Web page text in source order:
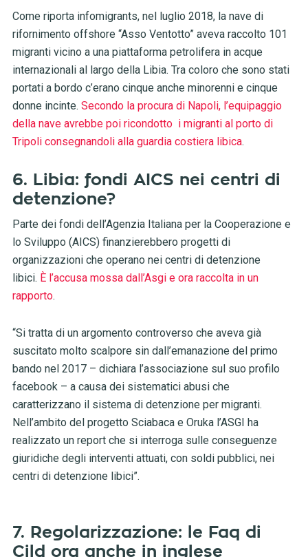
Come riporta infomigrants, nel luglio 2018, la nave di
rifornimento offshore “Asso Ventotto” aveva raccolto 101
migranti vicino a una piattaforma petrolifera in acque
internazionali al largo della Libia. Tra coloro che sono stati
portati a bordo c’erano cinque anche minorenni e cinque
donne incinte. Secondo la procura di Napoli, l’equipaggio
della nave avrebbe poi ricondotto i migranti al porto di
Tripoli consegnandoli alla guardia costiera libica.
6. Libia: fondi AICS nei centri di
detenzione?
Parte dei fondi dell’Agenzia Italiana per la Cooperazione e
lo Sviluppo (AICS) finanzierebbero progetti di
organizzazioni che operano nei centri di detenzione
libici. È l’accusa mossa dall’Asgi e ora raccolta in un
rapporto.
“Si tratta di un argomento controverso che aveva già
suscitato molto scalpore sin dall’emanazione del primo
bando nel 2017 – dichiara l’associazione sul suo profilo
facebook – a causa dei sistematici abusi che
caratterizzano il sistema di detenzione per migranti.
Nell’ambito del progetto Sciabaca e Oruka l’ASGI ha
realizzato un report che si interroga sulle conseguenze
giuridiche degli interventi attuati, con soldi pubblici, nei
centri di detenzione libici”.
7. Regolarizzazione: le Faq di
Cild ora anche in inglese